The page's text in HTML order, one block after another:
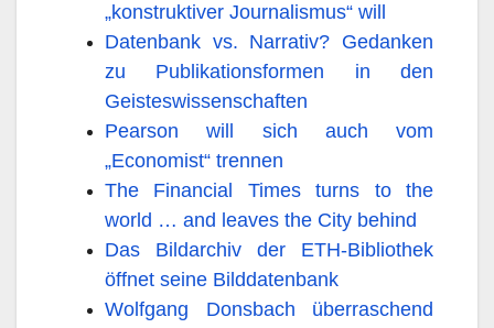
„konstruktiver Journalismus“ will
Datenbank vs. Narrativ? Gedanken
zu Publikationsformen in den
Geisteswissenschaften
Pearson will sich auch vom
„Economist“ trennen
The Financial Times turns to the
world … and leaves the City behind
Das Bildarchiv der ETH-Bibliothek
öffnet seine Bilddatenbank
Wolfgang Donsbach überraschend